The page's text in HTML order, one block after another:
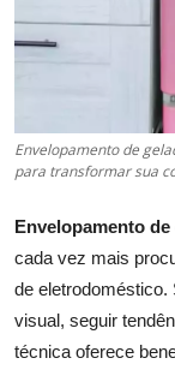
Envelopamento de
para transformar sua
Envelopamento
cada vez mais
de eletrodoméstico.
visual, seguir
técnica oferece